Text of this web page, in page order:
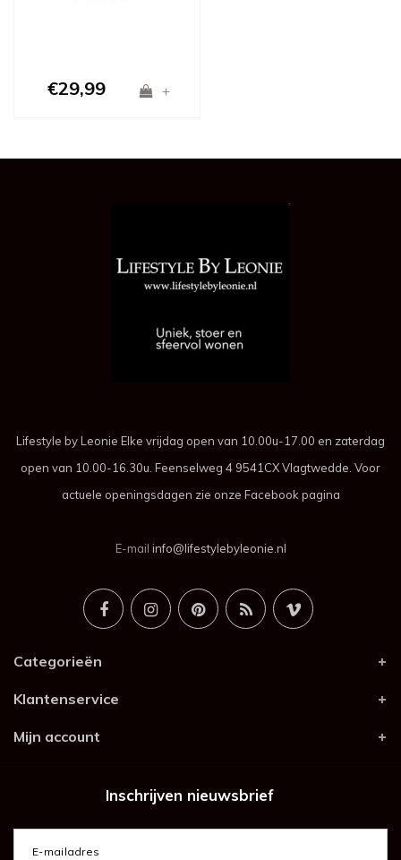
€29,99 +
Lifestyle by Leonie Elke vrijdag open van 10.00u-17.00 en zaterdag
open van 10.00-16.30u. Feenselweg 4 9541CX Vlagtwedde. Voor
actuele openingsdagen zie onze Facebook pagina
E-mail info@lifestylebyleonie.nl
Categorieën
Klantenservice
Mijn account
Inschrijven nieuwsbrief